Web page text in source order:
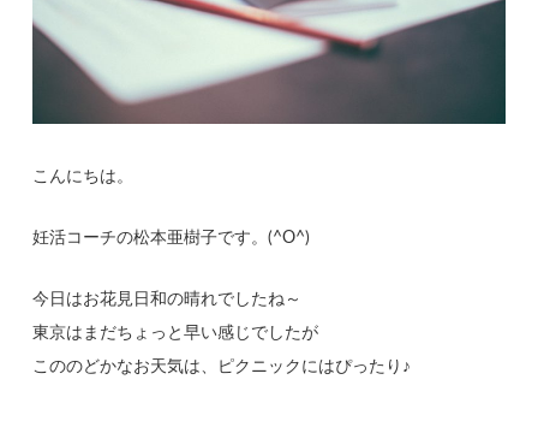
こんにちは。
妊活コーチの松本亜樹子です。(^O^)
今日はお花見日和の晴れでしたね～
東京はまだちょっと早い感じでしたが
こののどかなお天気は、ピクニックにはぴったり♪